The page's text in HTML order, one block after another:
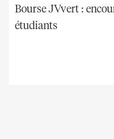
Bourse JVvert :
étudiants